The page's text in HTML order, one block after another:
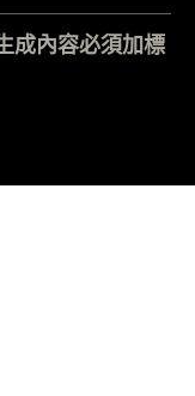
成內容必須加標